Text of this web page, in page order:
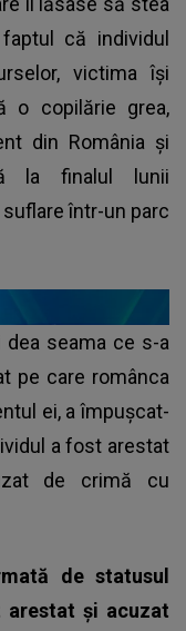
că individul
victima îşi
o copilărie grea,
din România şi
la finalul lunii
într-un parc
seama ce s-a
pe care românca
ei, a împuşcat-
a fost arestat
de crimă cu
de statusul
arestat și acuzat